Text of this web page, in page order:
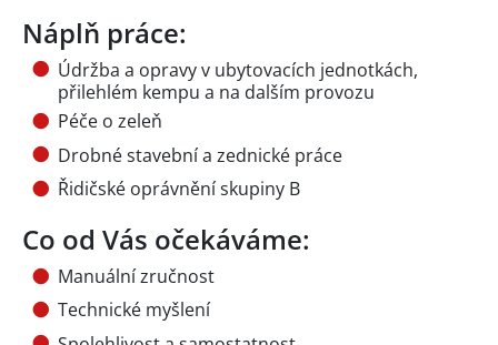
Náplň práce:
Údržba a opravy v ubytovacích jednotkách,
přilehlém kempu a na dalším provozu
Péče o zeleň
Drobné stavební a zednické práce
Řidičské oprávnění skupiny B
Co od Vás očekáváme:
Manuální zručnost
Technické myšlení